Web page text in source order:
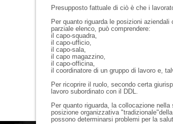
Presupposto fattuale di ciò è che i
Per quanto riguarda le posizioni
parziale elenco, può comprendere:
il capo-squadra,
il capo-ufficio,
il capo-sala,
il capo magazzino,
il capo-officina,
il coordinatore di un gruppo di lavoro e,
Per ricoprire il ruolo, secondo certa
lavoro subordinato con il DDL.
Per quanto riguarda, la collocazione
posizione organizzativa
possono determinarsi problemi per la